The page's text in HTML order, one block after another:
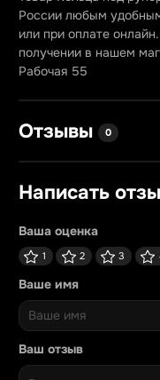
России любым
или при оплате
получении в нашем
Рабочая 55
Отзывы 0
Написать
Ваша оценка
1 2 3
Ваше имя
Ваш отзыв